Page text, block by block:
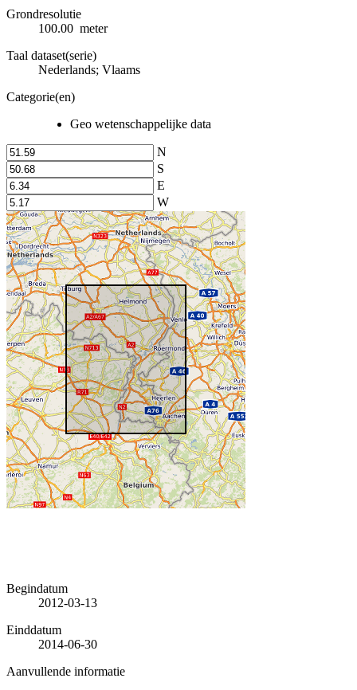
Grondresolutie
100.00 meter
Taal dataset(serie)
Nederlands; Vlaams
Categorie(en)
Geo wetenschappelijke data
N
S
E
W
Begindatum
2012-03-13
Einddatum
2014-06-30
Aanvullende informatie